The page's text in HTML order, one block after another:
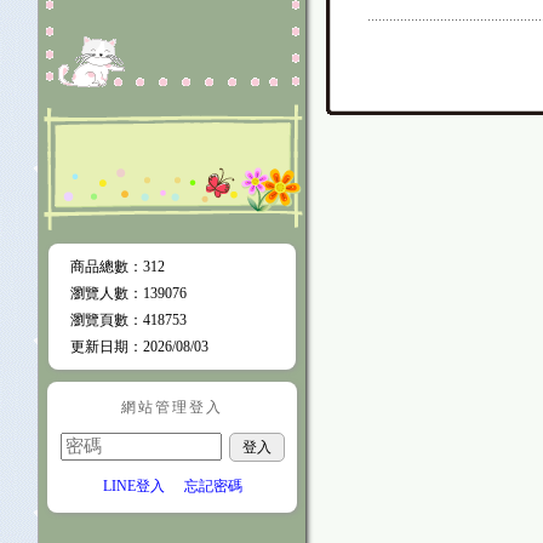
商品總數 ：312
瀏覽人數 ： 139076
瀏覽頁數 ： 418753
更新日期 ：2026/08/03
網站管理登入
LINE登入 忘記密碼